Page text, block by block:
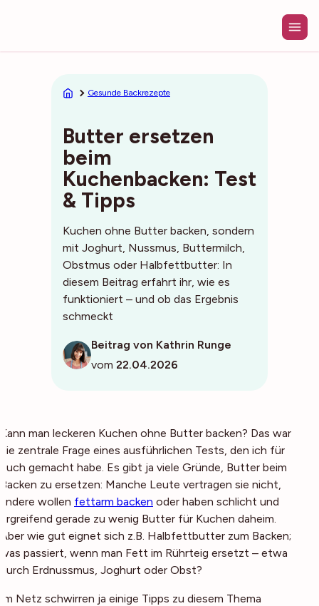
Gesunde Backrezepte
Butter ersetzen
beim
Kuchenbacken: Test
& Tipps
Kuchen ohne Butter backen, sondern
mit Joghurt, Nussmus, Buttermilch,
Obstmus oder Halbfettbutter: In
diesem Beitrag erfahrt ihr, wie es
funktioniert – und ob das Ergebnis
schmeckt
Beitrag von Kathrin Runge
vom 22.04.2026
Kann man leckeren Kuchen ohne Butter backen? Das war
die zentrale Frage eines ausführlichen Tests, den ich für
euch gemacht habe. Es gibt ja viele Gründe, Butter beim
Backen zu ersetzen: Manche Leute vertragen sie nicht,
andere wollen fettarm backen oder haben schlicht und
ergreifend gerade zu wenig Butter für Kuchen daheim.
Aber wie gut eignet sich z.B. Halbfettbutter zum Backen;
was passiert, wenn man Fett im Rührteig ersetzt – etwa
durch Erdnussmus, Joghurt oder Obst?
Im Netz schwirren ja einige Tipps zu diesem Thema